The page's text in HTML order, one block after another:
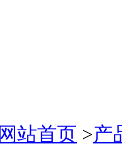
网站首页 >产